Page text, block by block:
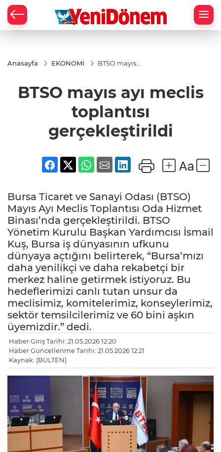
Anasayfa EKONOMİ
BTSO mayıs
BTSO mayıs ayı meclis
toplantısı
gerçekleştirildi
Bursa Ticaret ve Sanayi Odası (BTSO)
Mayıs Ayı Meclis Toplantısı Oda Hizmet
Binası’nda gerçekleştirildi. BTSO
Yönetim Kurulu Başkan Yardımcısı İsmail
Kuş, Bursa iş dünyasının ufkunu
dünyaya açtığını belirterek, “Bursa’mızı
daha yenilikçi ve daha rekabetçi bir
merkez haline getirmek istiyoruz. Bu
hedeflerimizi canlı tutan unsur da
meclisimiz, komitelerimiz, konseylerimiz,
sektör temsilcilerimiz ve 60 bini aşkın
üyemizdir.” dedi.
Haber Giriş Tarihi: 21.05.2026 12:20
Haber Güncellenme Tarihi: 21.05.2026 12:21
Kaynak: (BÜLTEN)